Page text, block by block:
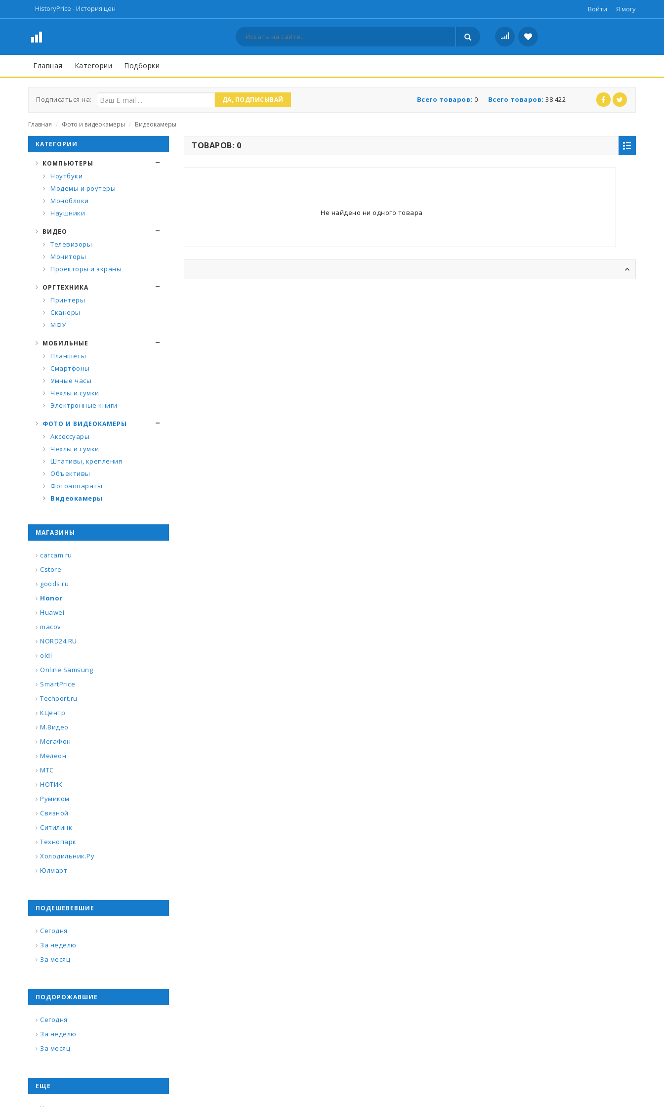
HistoryPrice - История цен Войти Я могу
Главная Категории Подборки
Подписаться на: ДА, ПОДПИСЫВАЙ Всего товаров: 38 422
Всего товаров: 0
Главная / Фото и видеокамеры / Видеокамеры
ТОВАРОВ: 0
Не найдено ни одного товара
КАТЕГОРИИ
КОМПЬЮТЕРЫ
Ноутбуки
Модемы и роутеры
Моноблоки
Наушники
ВИДЕО
Телевизоры
Мониторы
Проекторы и экраны
ОРГТЕХНИКА
Принтеры
Сканеры
МФУ
МОБИЛЬНЫЕ
Планшеты
Смартфоны
Умные часы
Чехлы и сумки
Электронные книги
ФОТО И ВИДЕОКАМЕРЫ
Аксессуары
Чехлы и сумки
Штативы, крепления
Объективы
Фотоаппараты
Видеокамеры
МАГАЗИНЫ
carcam.ru
Cstore
goods.ru
Honor
Huawei
macov
NORD24.RU
oldi
Online Samsung
SmartPrice
Techport.ru
КЦентр
М.Видео
МегаФон
Мелеон
МТС
НОТИК
Румиком
Связной
Ситилинк
Технопарк
Холодильник.Ру
Юлмарт
ПОДЕШЕВЕВШИЕ
Сегодня
За неделю
За месяц
ПОДОРОЖАВШИЕ
Сегодня
За неделю
За месяц
ЕЩЕ